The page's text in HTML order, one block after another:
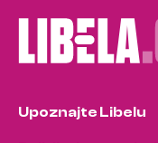
Upoznajte Libelu